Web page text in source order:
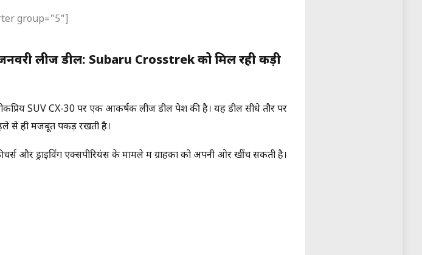
group="5"]
लीज डील: Subaru Crosstrek को मिल रही कड़ी
SUV CX-30 पर एक आकर्षक लीज डील पेश की है। यह डील सीधे तौर पर
से ही मजबूत पकड़ रखती है।
और ड्राइविंग एक्सपीरियंस के मामले में ग्राहकों को अपनी ओर खींच सकती है।